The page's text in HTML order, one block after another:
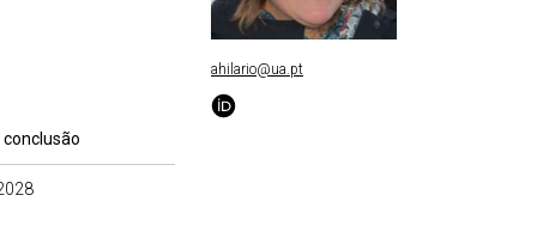
ahilario@ua.pt